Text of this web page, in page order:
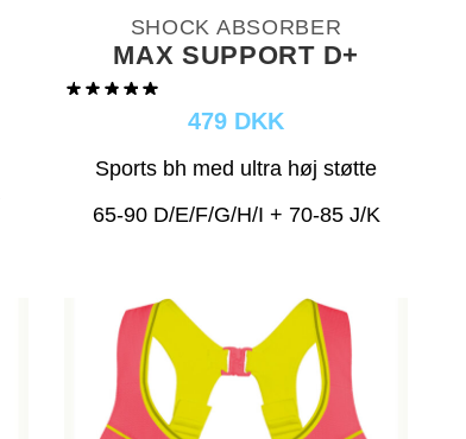
SHOCK ABSORBER
MAX SUPPORT D+
479 DKK
Sports bh med ultra høj støtte
65-90 D/E/F/G/H/I + 70-85 J/K